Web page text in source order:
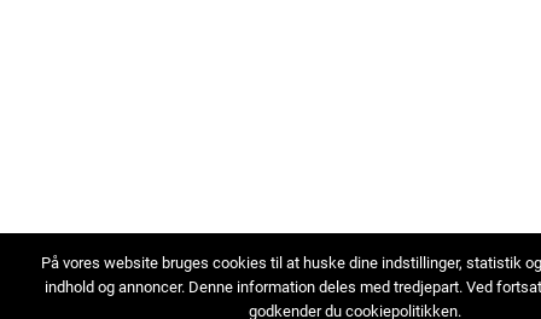
På vores website bruges cookies til at huske dine indstillinger, statistik
indhold og annoncer. Denne information deles med tredjepart. Ved
godkender du cookiepolitikken.